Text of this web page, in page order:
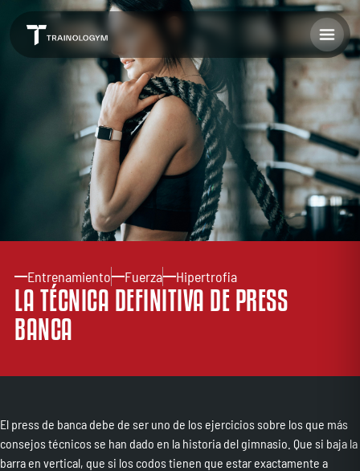
Entrenamiento Fuerza Hipertrofia
LA TÉCNICA DEFINITIVA DE PRESS
BANCA
El press de banca debe de ser uno de los ejercicios sobre los que más
consejos técnicos se han dado en la historia del gimnasio. Que si baja la
barra en vertical, que si los codos tienen que estar exactamente a